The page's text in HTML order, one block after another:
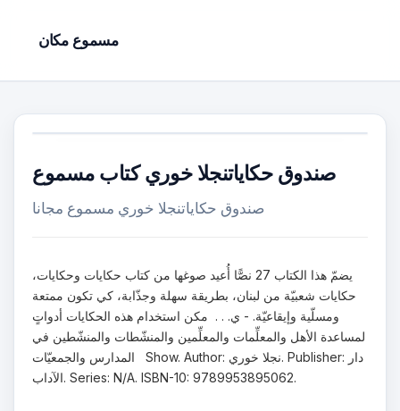
مسموع مكان
صندوق حكاياتنجلا خوري كتاب مسموع
صندوق حكاياتنجلا خوري مسموع مجانا
يضمّ هذا الكتاب 27 نصًّا أُعيد صوغها من كتاب حكايات وحكايات،
حكايات شعبيّة من لبنان، بطريقة سهلة وجذّابة، كي تكون ممتعة
ومسلّية وإيقاعيّة. - ي. . . مكن استخدام هذه الحكايات أدواتٍ
لمساعدة الأهل والمعلِّمات والمعلِّمين والمنشّطات والمنشّطين في
المدارس والجمعيّات Show. Author: نجلا خوري. Publisher: دار
الآداب. Series: N/A. ISBN-10: 9789953895062.